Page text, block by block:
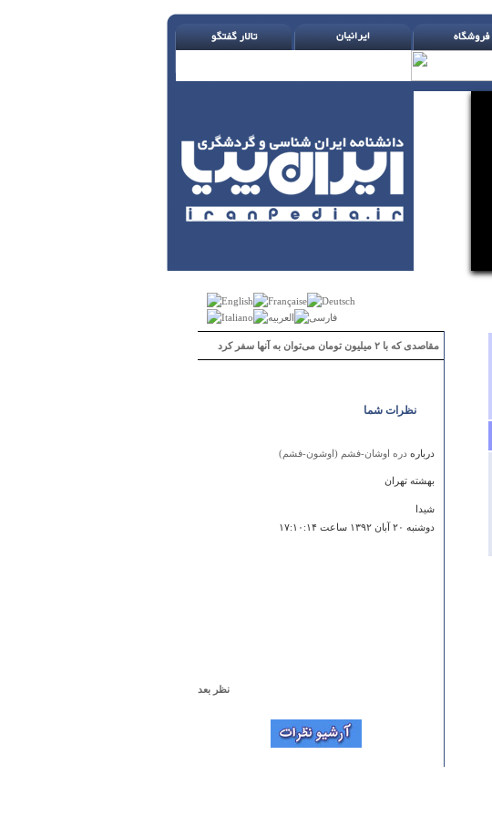
مقاصدی که با ۲ میلیون تومان می‌توان به آنها سفر کرد
نظرات شما
درباره دره اوشان-فشم (اوشون-فشم)
بهشته تهران
شیدا
دوشنبه ۲۰ آبان ۱۳۹۲ ساعت ۱۷:۱۰:۱۴
man daneshjooye bargh-electronic hastam va esalatan
نظر بعد